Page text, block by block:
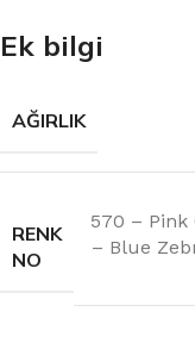
Ek bilgi
AĞIRLIK
RENK
NO
570 – Pink
– Blue